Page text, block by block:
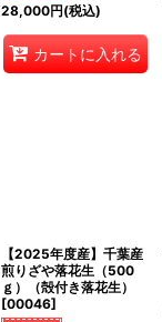
28,000円(税込)
カートに入れる
【2025年度産】千葉産
煎りざや落花生（500
ｇ）（殻付き落花生）
[00046]